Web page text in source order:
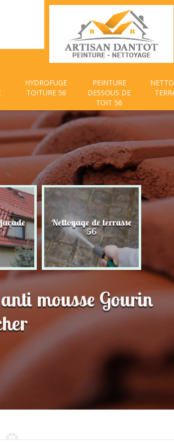
HYDROFUGE
TOITURE 56
PEINTURE
DESSOUS DE
TOIT 56
Nettoyage de terrasse
56
mousse Gourin